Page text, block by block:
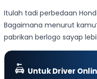
Itulah tadi perbedaan
Bagaimana menurut
pabrikan berlogo sayap
Untuk Driver